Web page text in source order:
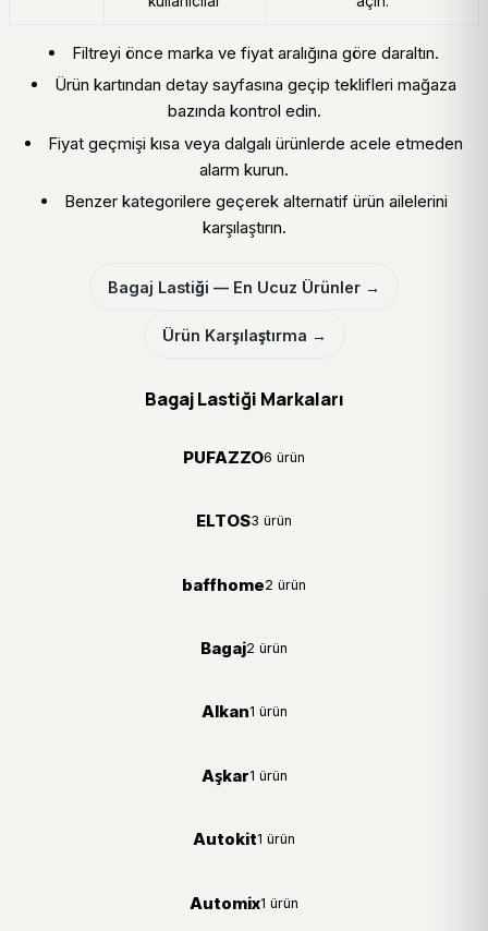
Filtreyi önce marka ve fiyat aralığına göre daraltın.
Ürün kartından detay sayfasına geçip teklifleri mağaza
bazında kontrol edin.
Fiyat geçmişi kısa veya dalgalı ürünlerde acele etmeden
alarm kurun.
Benzer kategorilere geçerek alternatif ürün ailelerini
karşılaştırın.
Bagaj Lastiği — En Ucuz Ürünler →
Ürün Karşılaştırma →
Bagaj Lastiği Markaları
PUFAZZO6 ürün
ELTOS3 ürün
baffhome2 ürün
Bagaj2 ürün
Alkan1 ürün
Aşkar1 ürün
Autokit1 ürün
Automix1 ürün